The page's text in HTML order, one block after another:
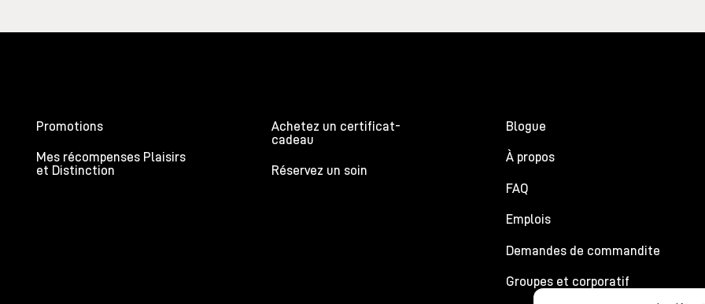
Promotions
Mes récompenses Plaisirs
et Distinction
Achetez un certificat-
cadeau
Réservez un soin
Blogue
À propos
FAQ
Emplois
Demandes de commandite
Groupes et corporatif